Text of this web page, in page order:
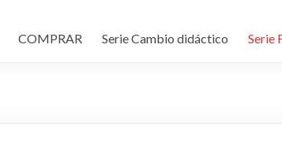
COMPRAR Serie Cambio didáctico Serie